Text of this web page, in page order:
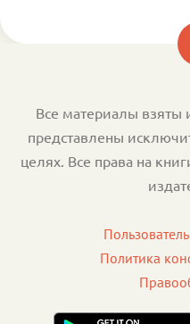
Все материалы взяты
представлены
целях. Все права на
Политика